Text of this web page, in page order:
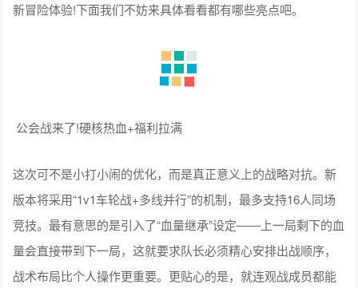
新冒险体验!下面我们不妨来具体看看都有哪些亮点吧。
公会战来了!硬核热血+福利拉满
这次可不是小打小闹的优化，而是真正意义上的战略对抗。新
版本将采用“1v1车轮战+多线并行”的机制，最多支持16人同场
竞技。最有意思的是引入了“血量继承”设定——上一局剩下的血
量会直接带到下一局，这就要求队长必须精心安排出战顺序，
战术布局比个人操作更重要。更贴心的是，就连观战成员都能